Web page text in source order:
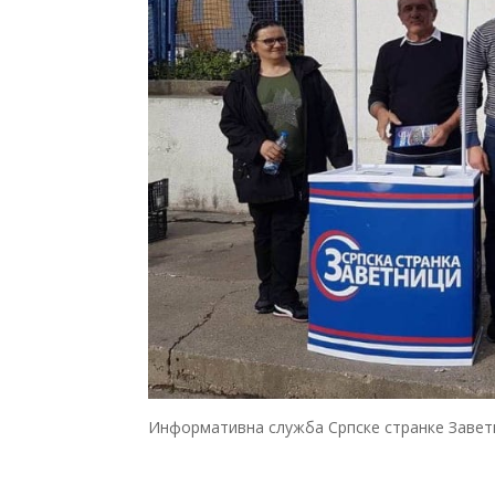
Информативна служба Српске странке